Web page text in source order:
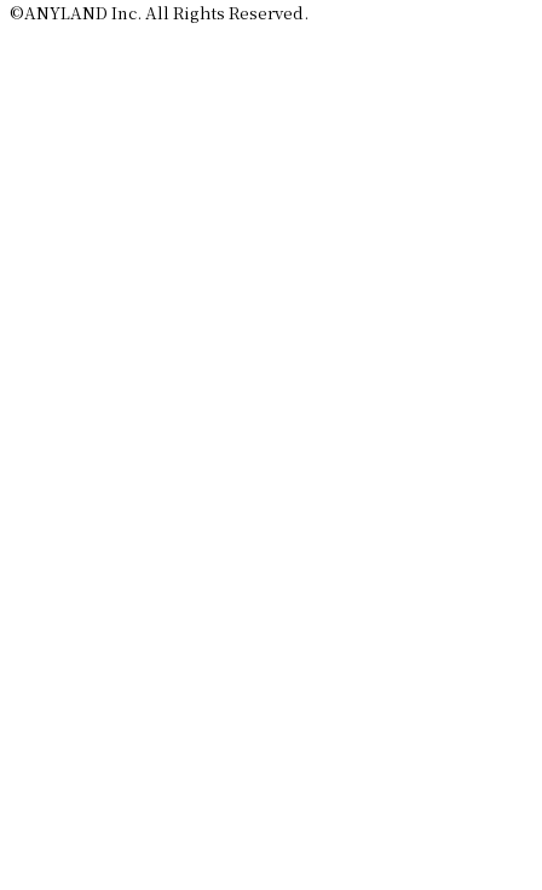
©ANYLAND Inc. All Rights Reserved.